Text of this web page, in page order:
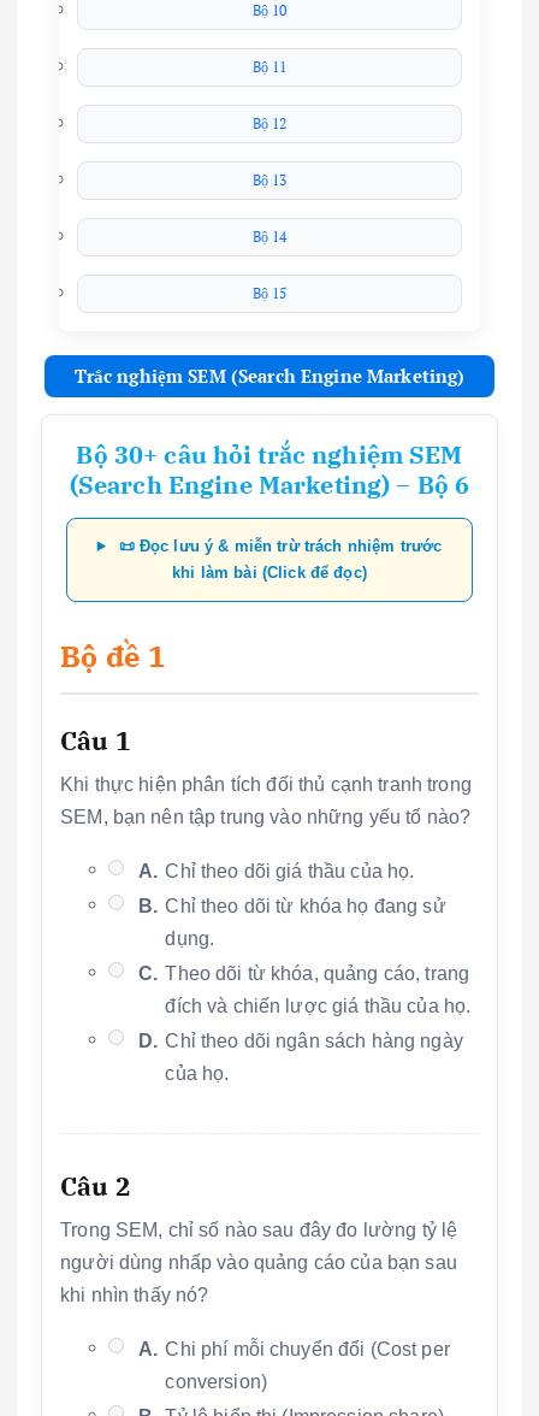
Bộ 10
Bộ 11
Bộ 12
Bộ 13
Bộ 14
Bộ 15
Trắc nghiệm SEM (Search Engine Marketing)
Bộ 30+ câu hỏi trắc nghiệm SEM
(Search Engine Marketing) – Bộ 6
📜 Đọc lưu ý & miễn trừ trách nhiệm trước
khi làm bài (Click để đọc)
Bộ đề 1
Câu 1
Khi thực hiện phân tích đối thủ cạnh tranh trong
SEM, bạn nên tập trung vào những yếu tố nào?
A. Chỉ theo dõi giá thầu của họ.
B. Chỉ theo dõi từ khóa họ đang sử
dụng.
C. Theo dõi từ khóa, quảng cáo, trang
đích và chiến lược giá thầu của họ.
D. Chỉ theo dõi ngân sách hàng ngày
của họ.
Câu 2
Trong SEM, chỉ số nào sau đây đo lường tỷ lệ
người dùng nhấp vào quảng cáo của bạn sau
khi nhìn thấy nó?
A. Chi phí mỗi chuyển đổi (Cost per
conversion)